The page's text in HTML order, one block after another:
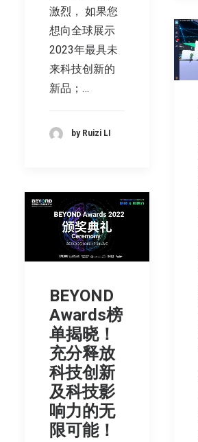
激烈， 如果您
想向全球展示
2023年最具未
来科技创新的
新品；…
by Ruizi LI
BEYOND
Awards榜
单揭晓！
充分释放
科技创新
及科技影
响力的无
限可能！